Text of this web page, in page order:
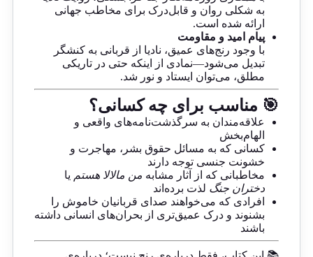
به شکلی روان و قابل‌درک برای مخاطب جهانی
ارائه شده است.
پیام امید و مقاومت
با وجود رنج‌های عمیق، نادیا از قربانی به کنشگر
تبدیل می‌شود—نمادی از اینکه حتی در تاریکی
مطلق، می‌توان ایستاد و نور شد.
🎯 مناسب برای چه کسانی؟
علاقه‌مندان به سرگذشت‌نامه‌های واقعی و
الهام‌بخش
کسانی که به مسائل حقوق بشر، مهاجرت و
خشونت جنسی توجه دارند
مخاطبانی که از آثار مشابه من مالالا هستم یا
دختران جنگ لذت برده‌اند
افرادی که می‌خواهند صدای قربانیان خاموش را
بشنوند و درک عمیق‌تری از بحران‌های انسانی داشته
باشند